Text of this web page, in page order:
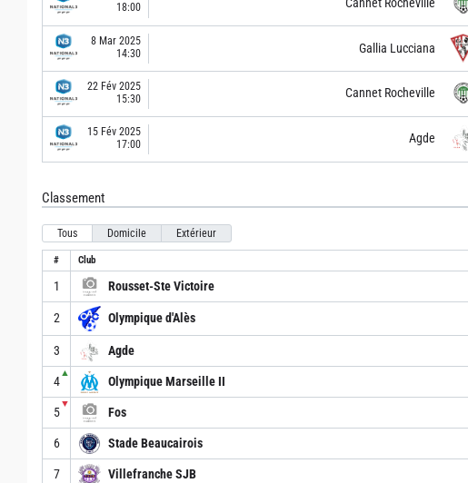
18:00
8 Mar 2025
14:30
Gallia Lucciana
22 Fév 2025
15:30
Cannet Rocheville
15 Fév 2025
17:00
Agde
Classement
Tous Domicile Extérieur
# Club
1 Rousset-Ste Victoire
2 Olympique d'Alès
3 Agde
4
▲
Olympique Marseille II
5
▼
Fos
6 Stade Beaucairois
7 Villefranche SJB